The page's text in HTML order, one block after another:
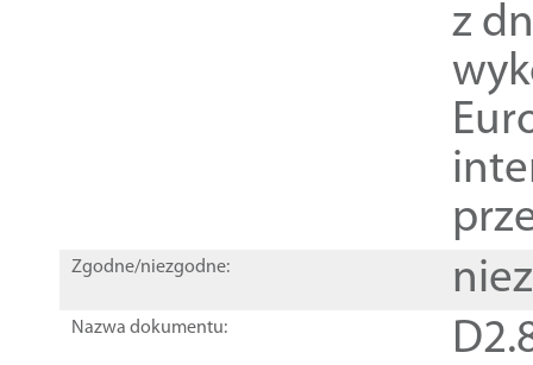
z
Zgodne/niezgodne:
Nazwa dokumentu: